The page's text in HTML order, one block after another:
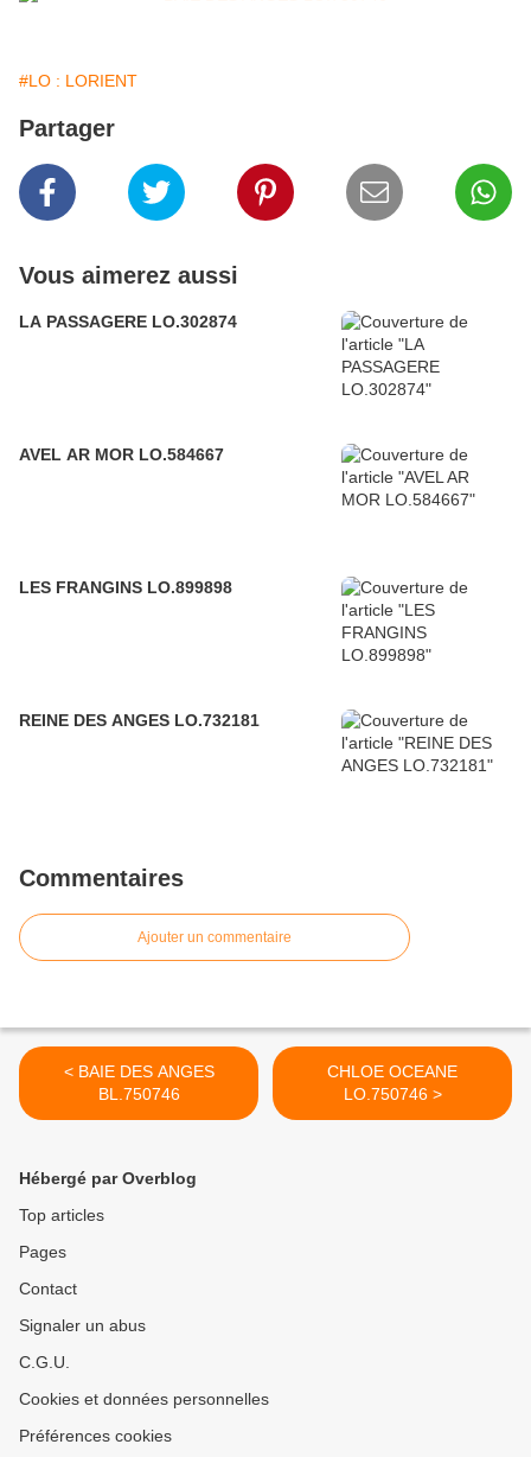
#LO : LORIENT
Partager
Vous aimerez aussi
LA PASSAGERE LO.302874
AVEL AR MOR LO.584667
LES FRANGINS LO.899898
REINE DES ANGES LO.732181
Commentaires
Ajouter un commentaire
< BAIE DES ANGES
BL.750746
CHLOE OCEANE
LO.750746 >
Hébergé par Overblog
Top articles
Pages
Contact
Signaler un abus
C.G.U.
Cookies et données personnelles
Préférences cookies